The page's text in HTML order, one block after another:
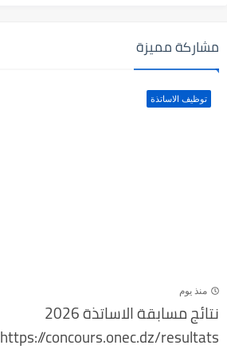
مشاركة مميزة
توظيف الاساتذة
منذ يوم
نتائج مسابقة الاساتذة 2026
https://concours.onec.dz/resultats